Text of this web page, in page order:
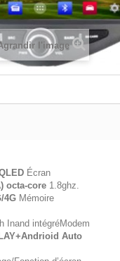
l'image
Écran
octa-core 1.8ghz.
4G Mémoire
Inand intégréModem
Auto